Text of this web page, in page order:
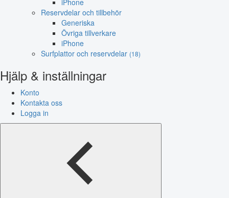
Reservdelar och tillbehör
Generiska
Övriga tillverkare
iPhone
Surfplattor och reservdelar (18)
Hjälp & inställningar
Konto
Kontakta oss
Logga in